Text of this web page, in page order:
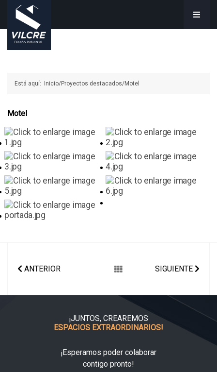
Está aquí: Inicio Proyectos destacados Motel
Motel
ARTÍCULO ANTERIOR: MUSEO INTERACTIVO
ANTERIOR ARTÍCULO
SIGUIENTE
¡JUNTOS, CREAREMOS
ESPACIOS EXTRAORDINARIOS!
¡Esperamos poder colaborar
contigo pronto!